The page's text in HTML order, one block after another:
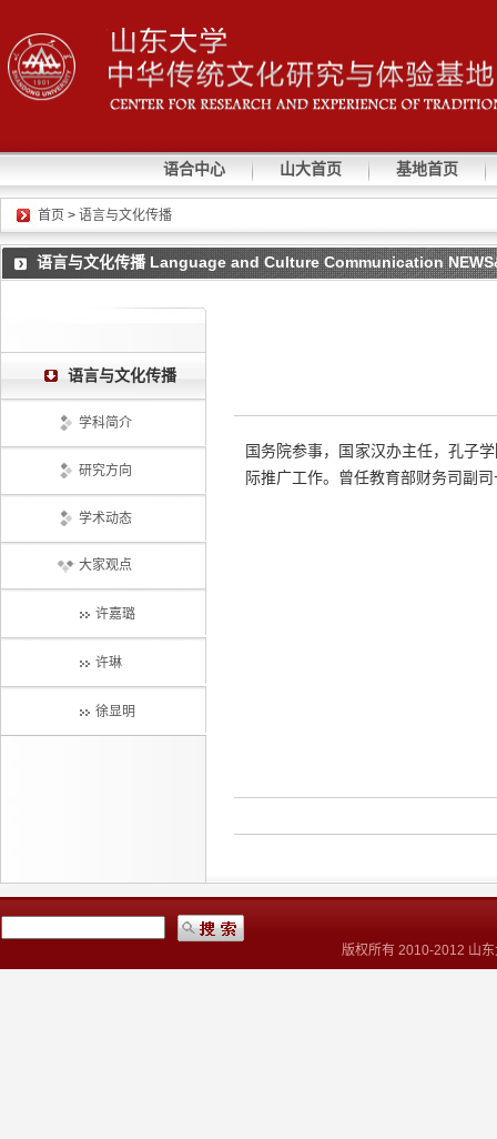
语合中心 山大首页 基地首页
首页 > 语言与文化传播
语言与文化传播 Language and Culture Communication
语言与文化传播
学科简介
研究方向
学术动态
大家观点
许嘉璐
许琳
徐显明
国务院参事，国家汉办主任，孔子
际推广工作。曾任教育部财务司副
版权所有 2010-2012 山